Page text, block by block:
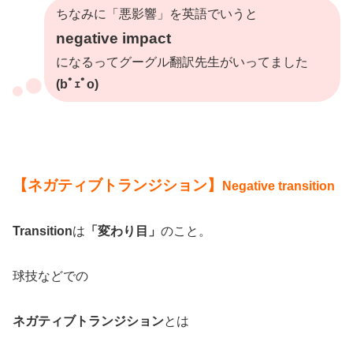
ちなみに「悪影響」を英語でいうと
negative impact
になるってグーグル翻訳先生がいってました
(bﾟｪﾟo)
【ネガティブトランジション】 Negative transition
Transitionは 「変わり目」 のこと。
球技などでの
ネガティブトランジションとは